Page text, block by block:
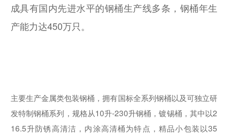
成具有国内先进水平的钢桶生产线多条，钢桶年生
产能力达450万只。
主要生产金属类包装钢桶，拥有国标全系列钢桶以及可独立研
发特制钢桶系列，规格从10升-230升钢桶，镀锡桶，其中以2
16.5升防锈高清洁，内涂高清桶为特点，精品小包装以35